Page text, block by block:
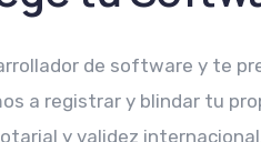
de software y te
a registrar y blindar tu
y validez